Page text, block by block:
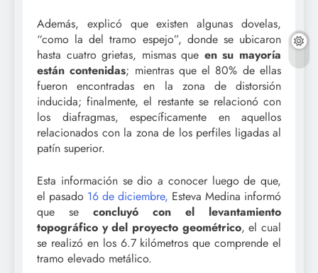
Además, explicó que existen algunas dovelas,
“como la del tramo espejo”, donde se ubicaron
hasta cuatro grietas, mismas que en su mayoría
están contenidas; mientras que el 80% de ellas
fueron encontradas en la zona de distorsión
inducida; finalmente, el restante se relacionó con
los diafragmas, específicamente en aquellos
relacionados con la zona de los perfiles ligadas al
patín superior.
Esta información se dio a conocer luego de que,
el pasado 16 de diciembre, Esteva Medina informó
que se concluyó con el levantamiento
topográfico y del proyecto geométrico, el cual
se realizó en los 6.7 kilómetros que comprende el
tramo elevado metálico.